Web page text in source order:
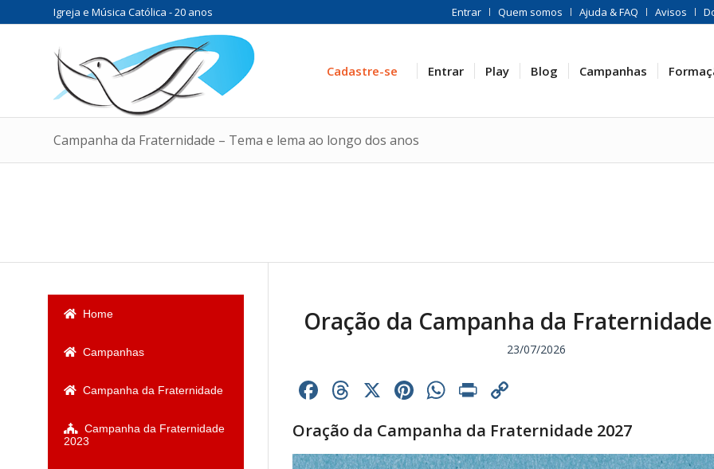
Entrar Quem somos Ajuda & FAQ Avisos
Igreja e Música Católica - 20 anos
Cadastre-se Entrar Play Blog Campanhas
Campanha da Fraternidade – Tema e lema ao longo dos anos
Home
Campanhas
Campanha da Fraternidade
Campanha da Fraternidade
2023
Oração da Campanha da
23/07/2026
Facebook
Threads
X Pinterest
WhatsApp
Print
Link
Oração da Campanha da Fraternidade 2027